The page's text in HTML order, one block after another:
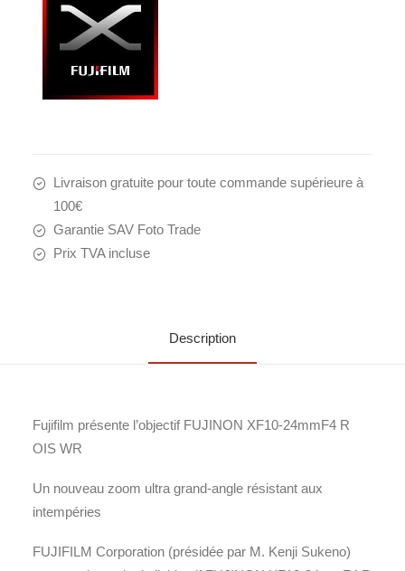
WR
Livraison gratuite pour toute commande supérieure à
100€
Garantie SAV Foto Trade
Prix TVA incluse
Description
Fujifilm présente l’objectif FUJINON XF10-24mmF4 R
OIS WR
Un nouveau zoom ultra grand-angle résistant aux
intempéries
FUJIFILM Corporation (présidée par M. Kenji Sukeno)